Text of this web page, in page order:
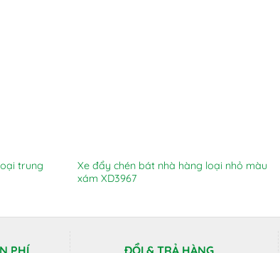
trung
Xe đẩy chén bát nhà hàng loại nhỏ màu
xám XD3967
PHÍ ĐỔI & TRẢ HÀNG